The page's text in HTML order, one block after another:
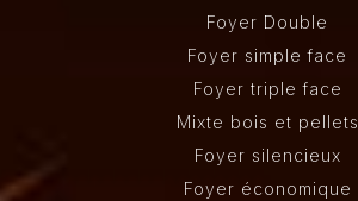
Foyer Double
Foyer simple face
Foyer triple face
Mixte bois et pellets
Foyer silencieux
Foyer économique